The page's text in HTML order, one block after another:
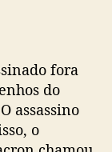
fora
do
assassino
o